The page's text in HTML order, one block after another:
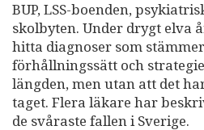
BUP, LSS-boenden,
skolbyten. Under drygt elva
hitta diagnoser som
förhållningssätt och
längden, men utan att det
taget. Flera läkare har
de svåraste fallen i Sverige.